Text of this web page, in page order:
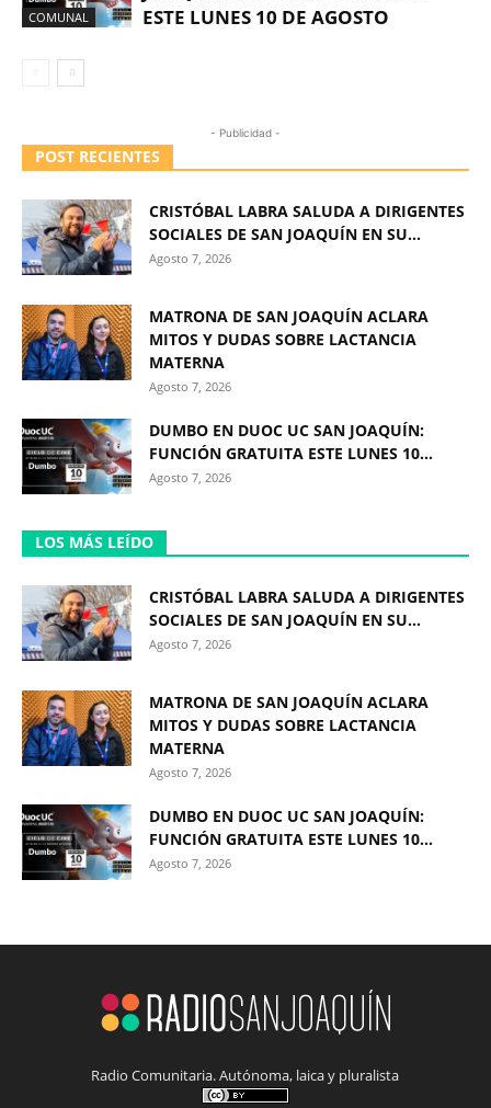
COMUNAL
ESTE LUNES 10 DE AGOSTO
- Publicidad -
POST RECIENTES
CRISTÓBAL LABRA SALUDA A DIRIGENTES
SOCIALES DE SAN JOAQUÍN EN SU...
Agosto 7, 2026
MATRONA DE SAN JOAQUÍN ACLARA
MITOS Y DUDAS SOBRE LACTANCIA
MATERNA
Agosto 7, 2026
DUMBO EN DUOC UC SAN JOAQUÍN:
FUNCIÓN GRATUITA ESTE LUNES 10...
Agosto 7, 2026
LOS MÁS LEÍDO
CRISTÓBAL LABRA SALUDA A DIRIGENTES
SOCIALES DE SAN JOAQUÍN EN SU...
Agosto 7, 2026
MATRONA DE SAN JOAQUÍN ACLARA
MITOS Y DUDAS SOBRE LACTANCIA
MATERNA
Agosto 7, 2026
DUMBO EN DUOC UC SAN JOAQUÍN:
FUNCIÓN GRATUITA ESTE LUNES 10...
Agosto 7, 2026
Radio Comunitaria. Autónoma, laica y pluralista